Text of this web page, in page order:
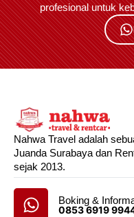
profesional untuk
Nahwa Travel adalah
Juanda Surabaya dan
sejak 2013.
Boking &
0853 6919